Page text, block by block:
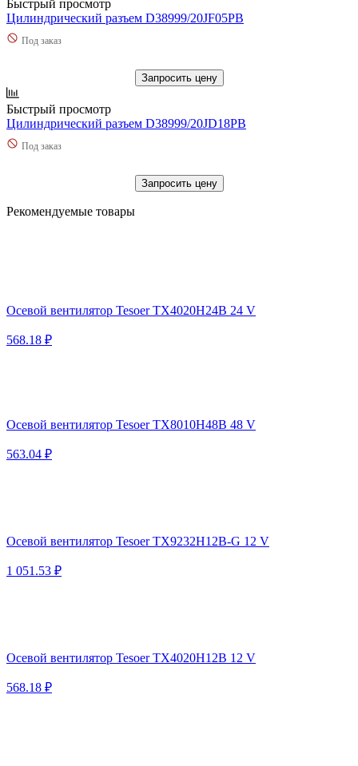
Быстрый просмотр
Цилиндрический разъем D38999/20JF05PB
Под заказ
Запросить цену
Быстрый просмотр
Цилиндрический разъем D38999/20JD18PB
Под заказ
Запросить цену
Рекомендуемые товары
Осевой вентилятор Tesoer TX4020H24B 24 V
568.18 ₽
Осевой вентилятор Tesoer TX8010H48B 48 V
563.04 ₽
Осевой вентилятор Tesoer TX9232H12B-G 12 V
1 051.53 ₽
Осевой вентилятор Tesoer TX4020H12B 12 V
568.18 ₽